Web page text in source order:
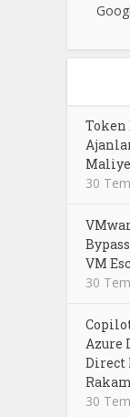
Token
30
VM
30
Azure
Direct
30